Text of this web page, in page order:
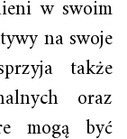
w swoim
na swoje
także
oraz
mogą być